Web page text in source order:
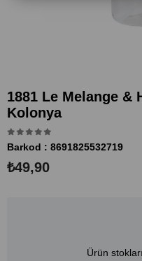
1881 Le Melange &
Kolonya
Barkod : 8691825532719
₺49,90
Ürün